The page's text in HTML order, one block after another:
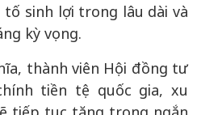
sinh lợi trong lâu dài và
kỳ vọng.
thành viên Hội đồng tư
tiền tệ quốc gia, xu